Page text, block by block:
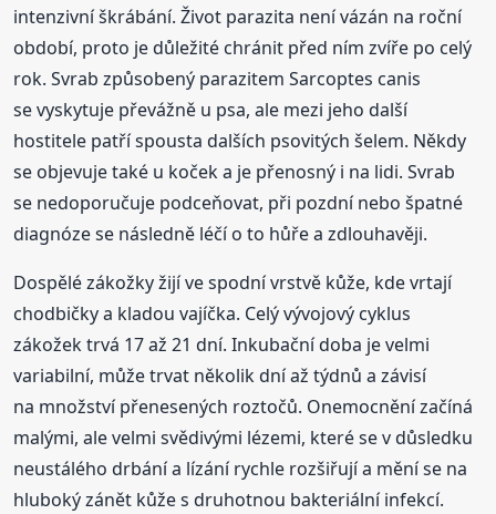
intenzivní škrábání. Život parazita není vázán na roční
období, proto je důležité chránit před ním zvíře po celý
rok. Svrab způsobený parazitem Sarcoptes canis
se vyskytuje převážně u psa, ale mezi jeho další
hostitele patří spousta dalších psovitých šelem. Někdy
se objevuje také u koček a je přenosný i na lidi. Svrab
se nedoporučuje podceňovat, při pozdní nebo špatné
diagnóze se následně léčí o to hůře a zdlouhavěji.
Dospělé zákožky žijí ve spodní vrstvě kůže, kde vrtají
chodbičky a kladou vajíčka. Celý vývojový cyklus
zákožek trvá 17 až 21 dní. Inkubační doba je velmi
variabilní, může trvat několik dní až týdnů a závisí
na množství přenesených roztočů. Onemocnění začíná
malými, ale velmi svědivými lézemi, které se v důsledku
neustálého drbání a lízání rychle rozšiřují a mění se na
hluboký zánět kůže s druhotnou bakteriální infekcí.